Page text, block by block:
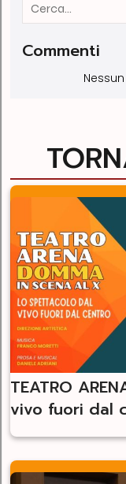
Commenti
TEATRO
vivo fuori dal